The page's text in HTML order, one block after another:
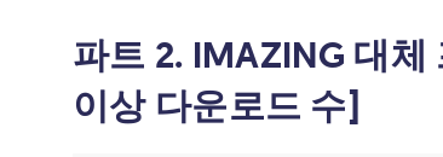
파트 2. IMAZING 대
이상 다운로드 수]